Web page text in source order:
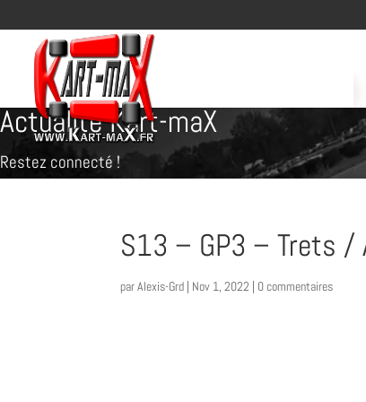
Actualité Kart-maX
Restez connecté !
S13 – GP3 – Trets
parAlexis-Grd | Nov 1, 2022 | 0 commentaires